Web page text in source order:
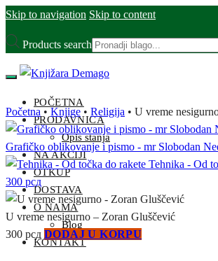
Skip to navigation Skip to content
Products search
POČETNA
PRODAVNICA
Opis stanja
NA AKCIJI
OTKUP
DOSTAVA
O NAMA
Blog
KONTAKT
Početna • Knjige • Religija • U vreme
Grafičko oblikovanje i pismo - mr Slobodan
Tehnika - Od
300 рсд
U vreme nesigurno – Zoran Gluščević
300 рсд DODAJ U KORPU